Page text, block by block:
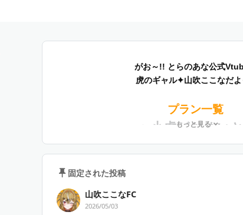
がお～!! とらのあな公式
虎のギャル✦山吹ここなだ
プラン一覧
小虎がおめいと
月額 500円
山吹ここなを応援してくれる
📷 壁紙（月１）
📖 日記投稿（月１）
もっと見る
固定された投稿
山吹ここなFC
2026/05/03